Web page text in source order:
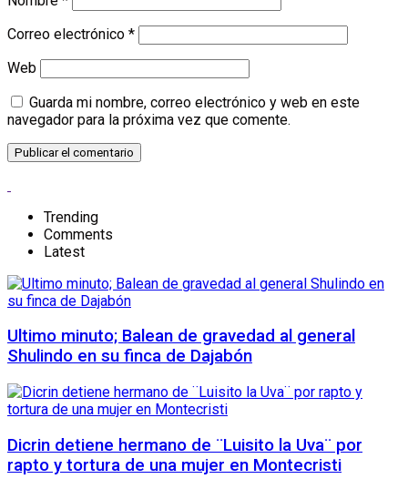
Correo electrónico *
Web
Guarda mi nombre, correo electrónico y web en este
navegador para la próxima vez que comente.
Trending
Comments
Latest
Ultimo minuto; Balean de gravedad al general
Shulindo en su finca de Dajabón
Dicrin detiene hermano de ¨Luisito la Uva¨ por
rapto y tortura de una mujer en Montecristi